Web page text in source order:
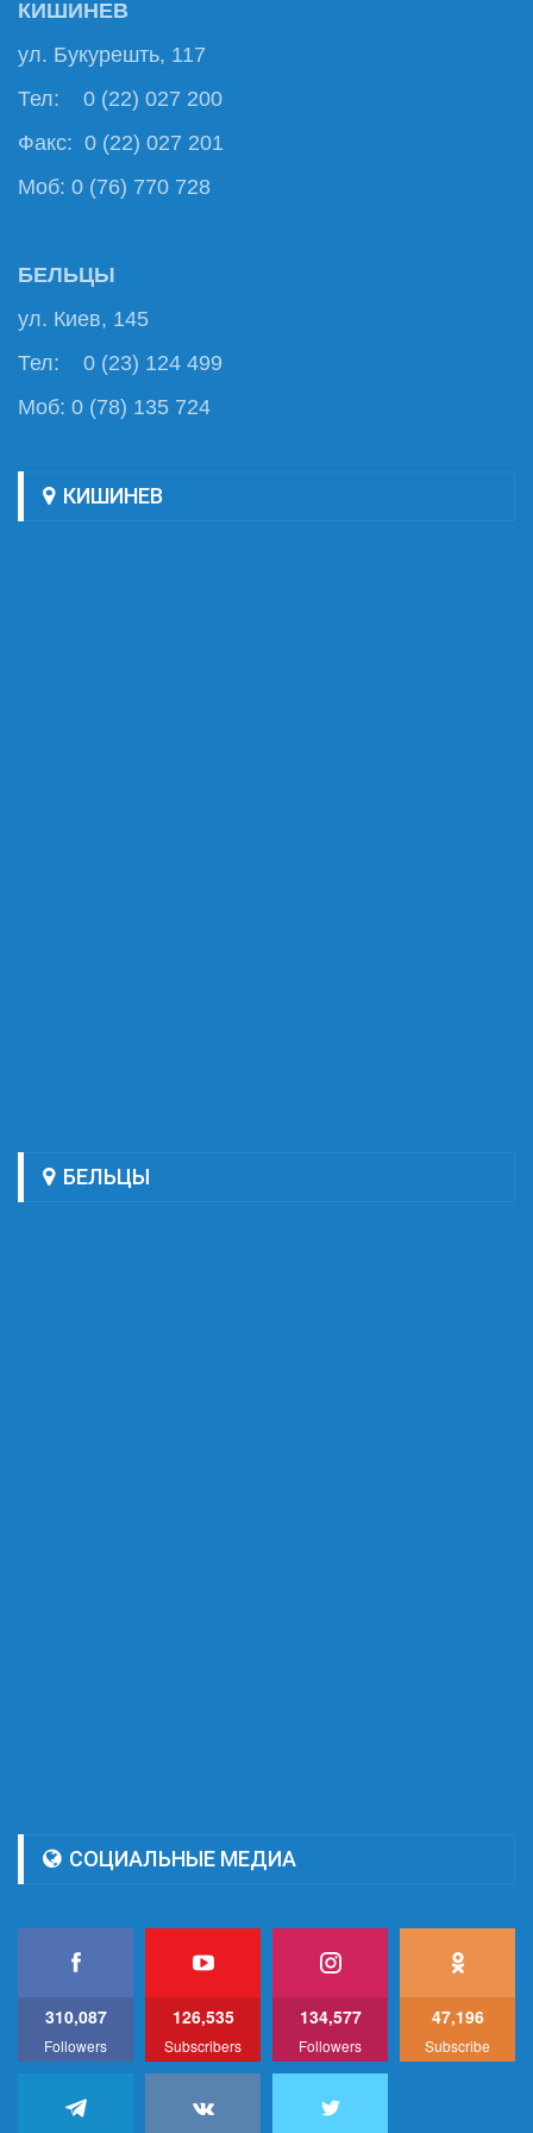
КИШИНЕВ
ул. Букурешть, 117
Тел: 0 (22) 027 200
Факс: 0 (22) 027 201
Моб: 0 (76) 770 728
БЕЛЬЦЫ
ул. Киев, 145
Тел: 0 (23) 124 499
Моб: 0 (78) 135 724
КИШИНЕВ
БЕЛЬЦЫ
СОЦИАЛЬНЫЕ МЕДИА
310,087
Followers
126,535
Subscribers
134,577
Followers
47,196
Subscribe